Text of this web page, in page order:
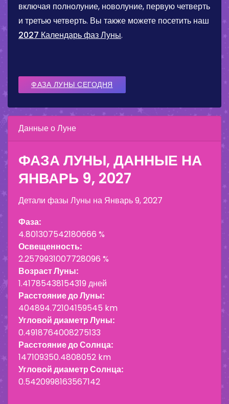
включая полнолуние, новолуние, первую четверть
и третью четверть. Вы также можете посетить наш
2027 Календарь фаз Луны.
ФАЗА ЛУНЫ СЕГОДНЯ
Данные о Луне
ФАЗА ЛУНЫ, ДАННЫЕ НА
ЯНВАРЬ 9, 2027
Детали фазы Луны на Январь 9, 2027
Фаза:
4.801307542180666 %
Освещенность:
2.2579931007728096 %
Возраст Луны:
1.41785438154319 дней
Расстояние до Луны:
404894.72104159545 km
Угловой диаметр Луны:
0.4918764008275133
Расстояние до Солнца:
147109350.4808052 km
Угловой диаметр Солнца:
0.5420998163567142